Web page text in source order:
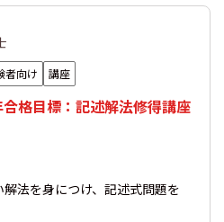
者向け 講座
格目標：記述解法修得講座
法を身につけ、記述式問題を